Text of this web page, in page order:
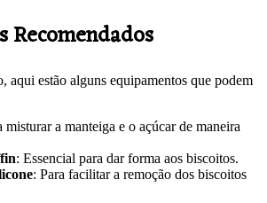
Recomendados
aqui estão alguns equipamentos que podem
misturar a manteiga e o açúcar de maneira
: Essencial para dar forma aos biscoitos.
: Para facilitar a remoção dos biscoitos